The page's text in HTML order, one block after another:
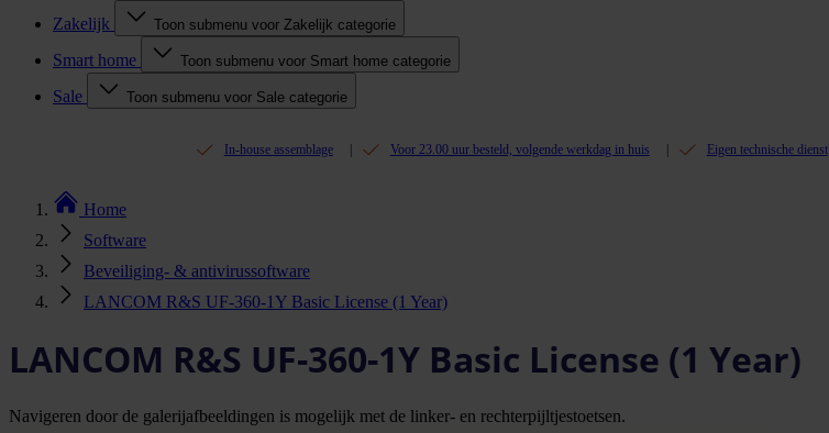
Zakelijk Toon submenu voor Zakelijk categorie
Smart home Toon submenu voor Smart home categorie
Sale Toon submenu voor Sale categorie
In-house assemblage Voor 23.00 uur besteld, volgende werkdag in huis Eigen technische dienst
Home
Software
Beveiliging- & antivirussoftware
LANCOM R&S UF-360-1Y Basic License (1 Year)
LANCOM R&S UF-360-1Y Basic License (1 Year)
Navigeren door de galerijafbeeldingen is mogelijk met de linker- en rechterpijltjestoetsen.